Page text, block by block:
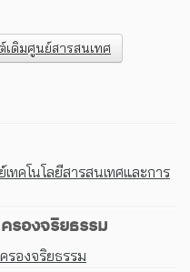
เดิมศูนย์สารสนเทศ
ทคโนโลยีสารสนเทศและการ
รองจริยธรรม
รองจริยธรรม